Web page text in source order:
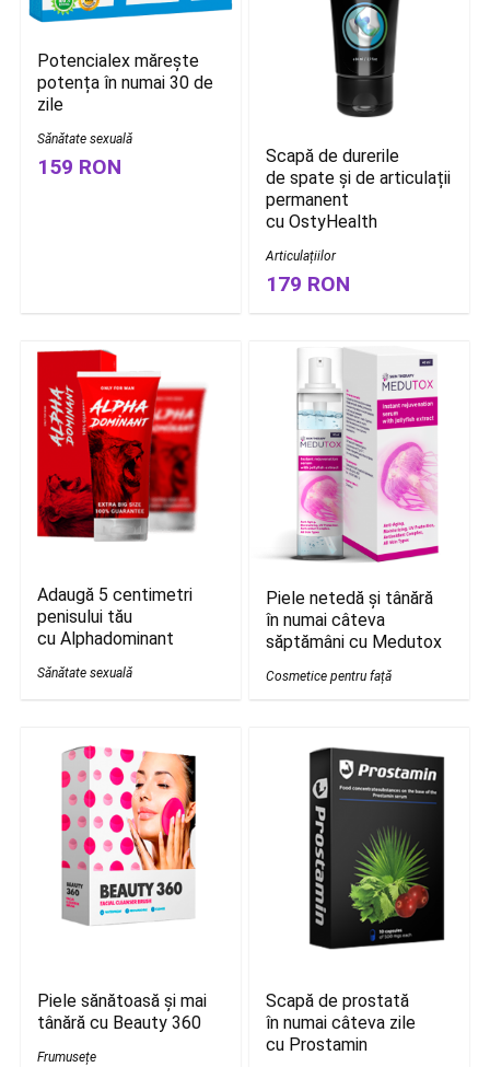
Potencialex mărește
potența în numai 30 de
zile
Sănătate sexuală
159 RON
Scapă de durerile
de spate și de articulații
permanent
cu OstyHealth
Articulațiilor
179 RON
Adaugă 5 centimetri
penisului tău
cu Alphadominant
Sănătate sexuală
Piele netedă și tânără
în numai câteva
săptămâni cu Medutox
Cosmetice pentru față
Piele sănătoasă și mai
tânără cu Beauty 360
Frumusețe
Scapă de prostată
în numai câteva zile
cu Prostamin